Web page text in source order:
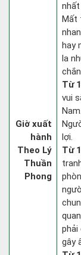
Giờ xuất
hành
Theo Lý
Thuần
Phong
Mất
hay
la
Từ
vui
lợi.
Từ
phải
gây